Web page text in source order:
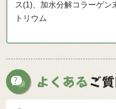
ス(1)、加水分解コラーゲン
トリウム